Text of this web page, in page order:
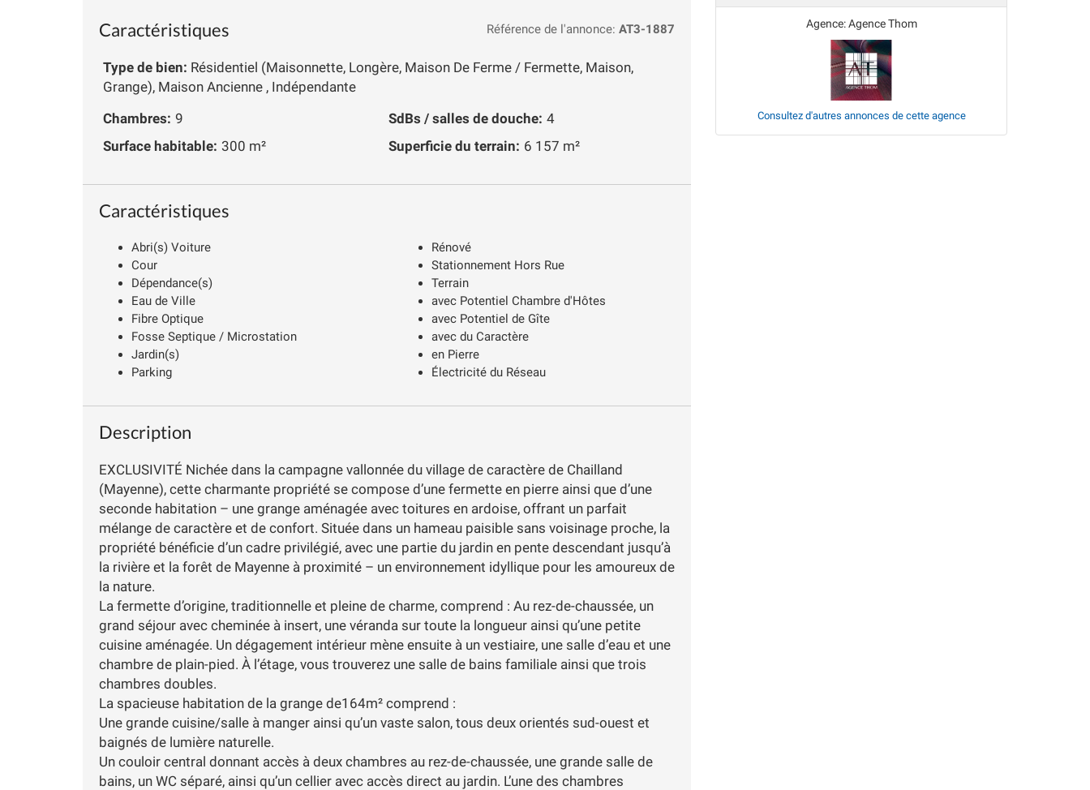
Caractéristiques Référence de l'annonce: AT3-1887
Type de bien: Résidentiel (Maisonnette, Longère, Maison De Ferme / Fermette, Maison,
Grange), Maison Ancienne , Indépendante
Chambres: 9 SdBs / salles de douche: 4
Surface habitable: 300 m² Superficie du terrain: 6 157 m²
Caractéristiques
Abri(s) Voiture
Cour
Dépendance(s)
Eau de Ville
Fibre Optique
Fosse Septique / Microstation
Jardin(s)
Parking
Rénové
Stationnement Hors Rue
Terrain
avec Potentiel Chambre d'Hôtes
avec Potentiel de Gîte
avec du Caractère
en Pierre
Électricité du Réseau
Description
EXCLUSIVITÉ Nichée dans la campagne vallonnée du village de caractère de Chailland
(Mayenne), cette charmante propriété se compose d’une fermette en pierre ainsi que d’une
seconde habitation – une grange aménagée avec toitures en ardoise, offrant un parfait
mélange de caractère et de confort. Située dans un hameau paisible sans voisinage proche, la
propriété bénéficie d’un cadre privilégié, avec une partie du jardin en pente descendant jusqu’à
la rivière et la forêt de Mayenne à proximité – un environnement idyllique pour les amoureux de
la nature.
La fermette d’origine, traditionnelle et pleine de charme, comprend : Au rez-de-chaussée, un
grand séjour avec cheminée à insert, une véranda sur toute la longueur ainsi qu’une petite
cuisine aménagée. Un dégagement intérieur mène ensuite à un vestiaire, une salle d’eau et une
chambre de plain-pied. À l’étage, vous trouverez une salle de bains familiale ainsi que trois
chambres doubles.
La spacieuse habitation de la grange de164m² comprend :
Une grande cuisine/salle à manger ainsi qu’un vaste salon, tous deux orientés sud-ouest et
baignés de lumière naturelle.
Un couloir central donnant accès à deux chambres au rez-de-chaussée, une grande salle de
bains, un WC séparé, ainsi qu’un cellier avec accès direct au jardin. L’une des chambres
Agence: Agence Thom
Consultez d'autres annonces de cette agence